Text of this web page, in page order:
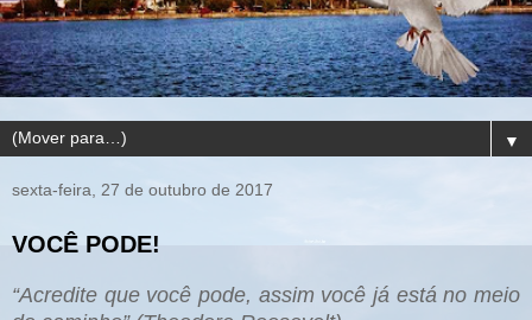
▼
sexta-feira, 27 de outubro de 2017
VOCÊ PODE!
“Acredite que você pode, assim você já está no meio